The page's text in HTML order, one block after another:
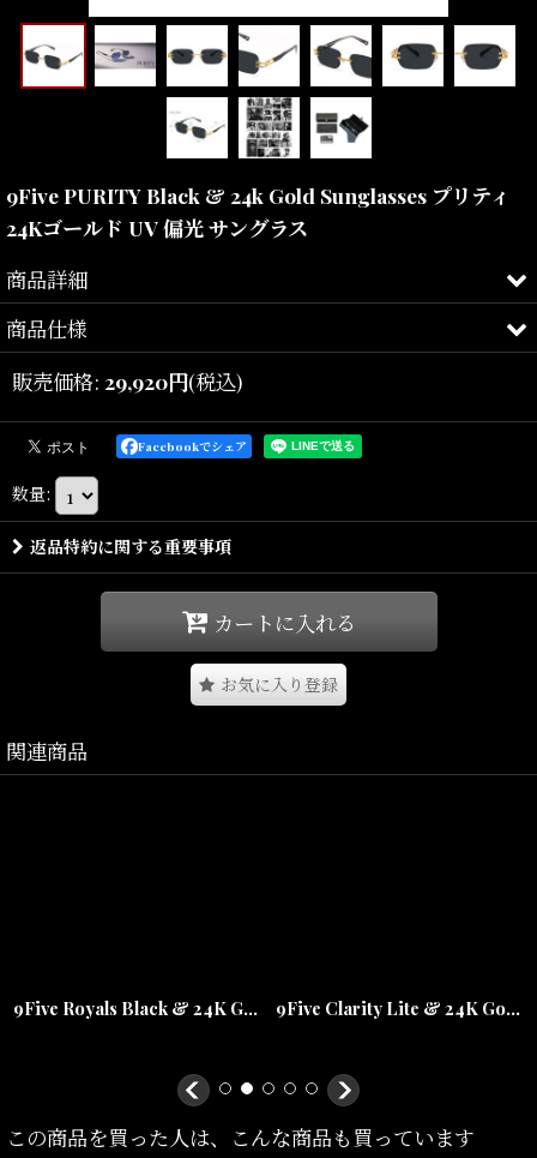
9Five PURITY Black & 24k Gold Sunglasses プリティ
24Kゴールド UV 偏光 サングラス
商品詳細
（ナインファイブ）
クラシックでラグジュアリーなリムレスを上品に現代的に仕上げた
「PURITY Black & 24K Gold SunGlasses」。
クリーンなジオメトリー（幾何学的デザイン）、磨き上げられたデ
ィテール、
そして視線を集める存在感あるシルエットが特徴。
確かな存在感を求める人々のために作られたモデル。
9FIVE EYEWEARは、世界中のラッパー、アーティスト、スポーツ選
手、ファッションモデル、
インフルエンサーなどから支持される、アメリカ発のラグジュアリ
商品仕様
販売価格: 29,920円(税込)
Facebookでシェア
数量:
返品特約に関する重要事項
カートに入れる
お気に入り登録
関連商品
9Five Royals Black & 24K Gold Sunglasses ロイアル ブラック ゴールド サングラス 9Five Clarity Lite & 24K Gold Sunglasses 偏光レンズ リムレス サングラス
この商品を買った人は、こんな商品も買っています